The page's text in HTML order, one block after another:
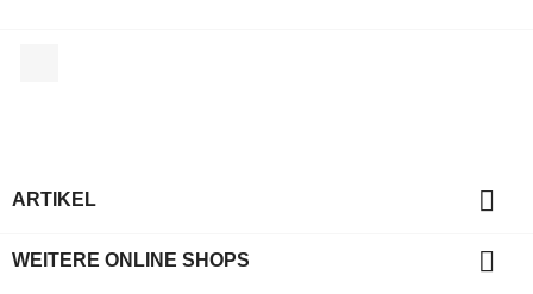
ARTIKEL 
WEITERE ONLINE SHOPS 